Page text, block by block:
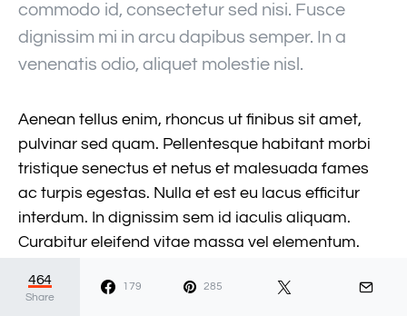
commodo id, consectetur sed nisi. Fusce
dignissim mi in arcu dapibus semper. In a
venenatis odio, aliquet molestie nisl.
Aenean tellus enim, rhoncus ut finibus sit amet,
pulvinar sed quam. Pellentesque habitant morbi
tristique senectus et netus et malesuada fames
ac turpis egestas. Nulla et est eu lacus efficitur
interdum. In dignissim sem id iaculis aliquam.
Curabitur eleifend vitae massa vel elementum.
non urna. Nam sit amet auctor sem.
464
Share
179 285